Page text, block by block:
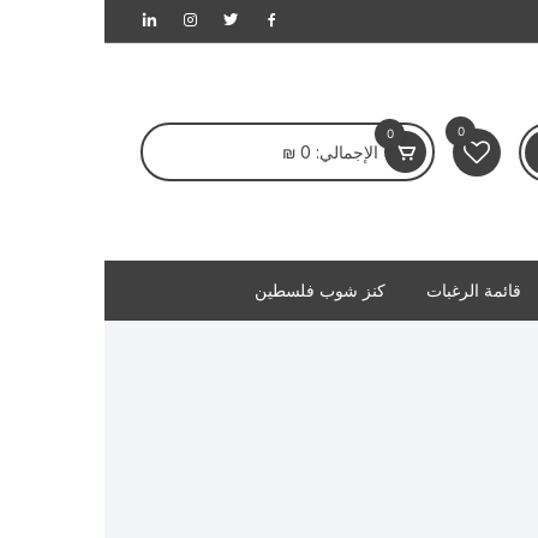
0
0
الإجمالي: 0
₪
قائمة الرغبات كنز شوب فلسطين